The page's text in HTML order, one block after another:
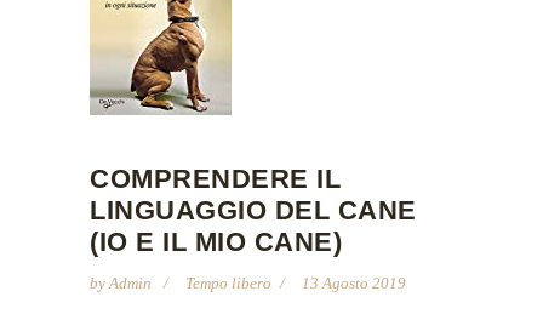
COMPRENDERE IL
LINGUAGGIO DEL CANE
(IO E IL MIO CANE)
byAdmin Tempo libero 13 Agosto 2019